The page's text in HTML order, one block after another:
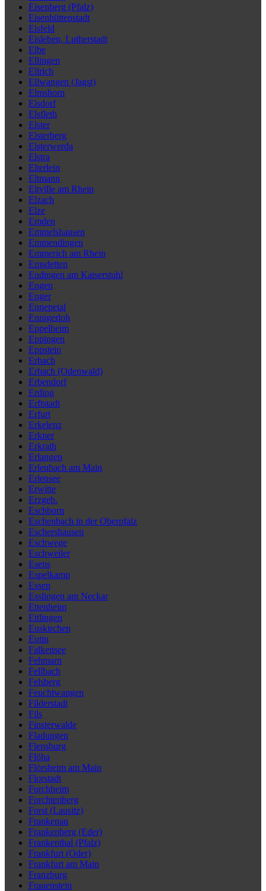
Eisenberg (Pfalz)
Eisenhüttenstadt
Eisfeld
Eisleben, Lutherstadt
Elbe
Ellingen
Ellrich
Ellwangen (Jagst)
Elmshorn
Elsdorf
Elsfleth
Elster
Elsterberg
Elsterwerda
Elstra
Elterlein
Eltmann
Eltville am Rhein
Elzach
Elze
Emden
Emmelshausen
Emmendingen
Emmerich am Rhein
Emsdetten
Endingen am Kaiserstuhl
Engen
Enger
Ennepetal
Ennigerloh
Eppelheim
Eppingen
Eppstein
Erbach
Erbach (Odenwald)
Erbendorf
Erding
Erftstadt
Erfurt
Erkelenz
Erkner
Erkrath
Erlangen
Erlenbach am Main
Erlensee
Erwitte
Erzgeb.
Eschborn
Eschenbach in der Oberpfalz
Eschershausen
Eschwege
Eschweiler
Esens
Espelkamp
Essen
Esslingen am Neckar
Ettenheim
Ettlingen
Euskirchen
Eutin
Falkensee
Fehmarn
Fellbach
Felsberg
Feuchtwangen
Filderstadt
Fils
Finsterwalde
Fladungen
Flensburg
Flöha
Flörsheim am Main
Florstadt
Forchheim
Forchtenberg
Forst (Lausitz)
Frankenau
Frankenberg (Eder)
Frankenthal (Pfalz)
Frankfurt (Oder)
Frankfurt am Main
Franzburg
Frauenstein